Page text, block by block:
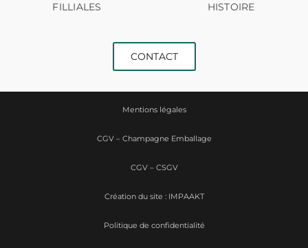
FILLIALES HISTOIRE
CONTACT
Mentions légales
CGV – Champagne Emballage
CGV – CSGV
Politique de confidentialité
Création du site : IMPAAKT